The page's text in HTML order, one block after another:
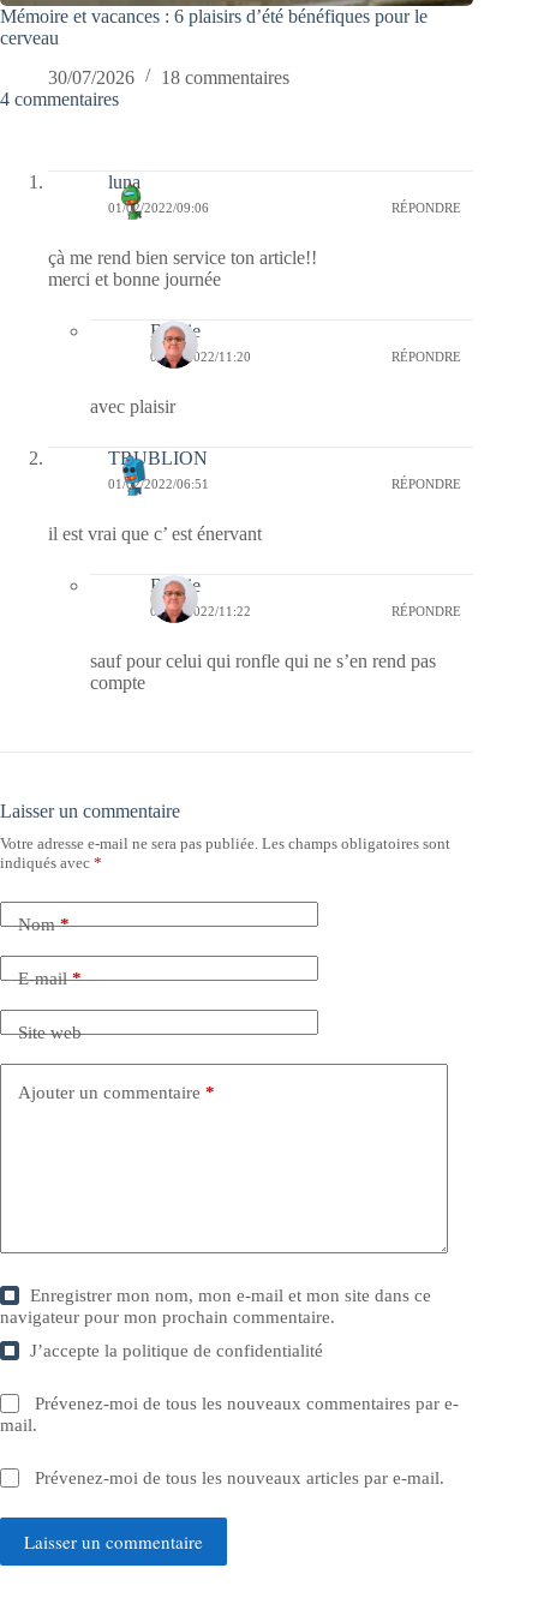
Mémoire et vacances : 6 plaisirs d’été bénéfiques pour le
cerveau
30/07/2026
18 commentaires
4 commentaires
luna
01/02/2022/09:06 RÉPONDRE
çà me rend bien service ton article!!
merci et bonne journée
Bernie
04/02/2022/11:20 RÉPONDRE
avec plaisir
TRUBLION
01/02/2022/06:51 RÉPONDRE
il est vrai que c’ est énervant
Bernie
04/02/2022/11:22 RÉPONDRE
sauf pour celui qui ronfle qui ne s’en rend pas
compte
Laisser un commentaire
Votre adresse e-mail ne sera pas publiée. Les champs obligatoires sont
indiqués avec *
Nom*
E-mail*
Site web
Ajouter un commentaire *
Enregistrer mon nom, mon e-mail et mon site dans ce
navigateur pour mon prochain commentaire.
J’accepte lapolitique de confidentialité
Prévenez-moi de tous les nouveaux commentaires par e-
mail.
Prévenez-moi de tous les nouveaux articles par e-mail.
Laisser un commentaire